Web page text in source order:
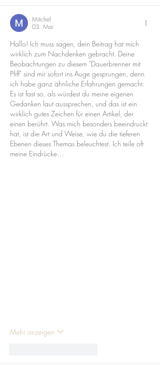
Mitchel
03. Mai
Hallo! Ich muss sagen, dein Beitrag hat mich
wirklich zum Nachdenken gebracht. Deine
Beobachtungen zu diesem "Dauerbrenner mit
Pfiff" sind mir sofort ins Auge gesprungen, denn
ich habe ganz ähnliche Erfahrungen gemacht.
Es ist fast so, als würdest du meine eigenen
Gedanken laut aussprechen, und das ist ein
wirklich gutes Zeichen für einen Artikel, der
einen berührt. Was mich besonders beeindruckt
hat, ist die Art und Weise, wie du die tieferen
Ebenen dieses Themas beleuchtest. Ich teile oft
meine Eindrücke…
Mehr anzeigen